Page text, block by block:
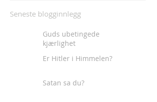
Seneste blogginnlegg
Guds ubetingede
kjærlighet
Er Hitler i Himmelen?
Satan sa du?